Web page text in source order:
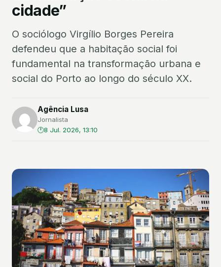
cidade”
O sociólogo Virgílio Borges Pereira
defendeu que a habitação social foi
fundamental na transformação urbana e
social do Porto ao longo do século XX.
Agência Lusa
Jornalista
8 Jul. 2026, 13:10